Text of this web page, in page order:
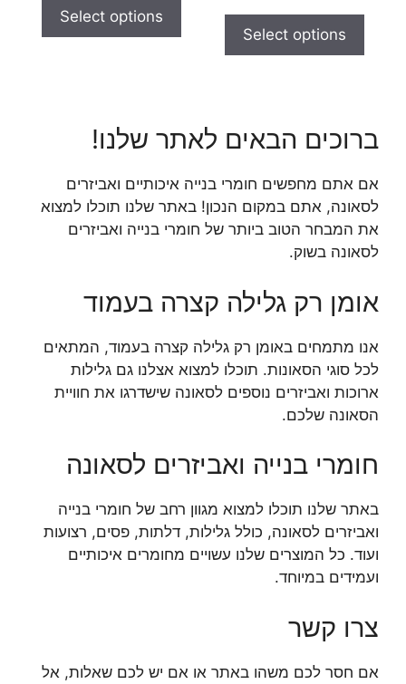
o
5
Select options
o
5
Select options
ברוכים הבאים לאתר שלנו!
אם אתם מחפשים חומרי בנייה איכותיים ואביזרים
לסאונה, אתם במקום הנכון! באתר שלנו תוכלו למצוא
את המבחר הטוב ביותר של חומרי בנייה ואביזרים
לסאונה בשוק.
אומן רק גלילה קצרה בעמוד
אנו מתמחים באומן רק גלילה קצרה בעמוד, המתאים
לכל סוגי הסאונות. תוכלו למצוא אצלנו גם גלילות
ארוכות ואביזרים נוספים לסאונה שישדרגו את חוויית
הסאונה שלכם.
חומרי בנייה ואביזרים לסאונה
באתר שלנו תוכלו למצוא מגוון רחב של חומרי בנייה
ואביזרים לסאונה, כולל גלילות, דלתות, פסים, רצועות
ועוד. כל המוצרים שלנו עשויים מחומרים איכותיים
ועמידים במיוחד.
צרו קשר
אם חסר לכם משהו באתר או אם יש לכם שאלות, אל